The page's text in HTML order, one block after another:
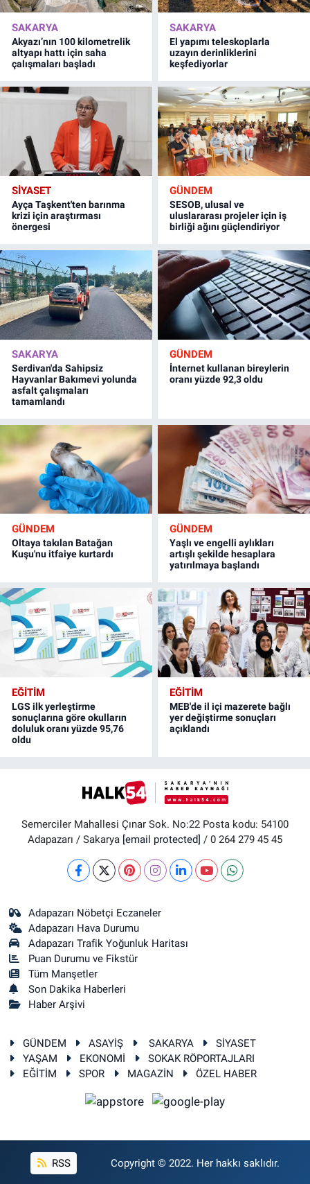
SAKARYA
Akyazı’nın 100 kilometrelik
altyapı hattı için saha
çalışmaları başladı
SAKARYA
El yapımı teleskoplarla
uzayın derinliklerini
keşfediyorlar
SİYASET
Ayça Taşkent'ten barınma
krizi için araştırması
önergesi
GÜNDEM
SESOB, ulusal ve
uluslararası projeler için iş
birliği ağını güçlendiriyor
SAKARYA
Serdivan'da Sahipsiz
Hayvanlar Bakımevi yolunda
asfalt çalışmaları
tamamlandı
GÜNDEM
İnternet kullanan bireylerin
oranı yüzde 92,3 oldu
GÜNDEM
Oltaya takılan Batağan
Kuşu'nu itfaiye kurtardı
GÜNDEM
Yaşlı ve engelli aylıkları
artışlı şekilde hesaplara
yatırılmaya başlandı
EĞİTİM
LGS ilk yerleştirme
sonuçlarına göre okulların
doluluk oranı yüzde 95,76
oldu
EĞİTİM
MEB'de il içi mazerete bağlı
yer değiştirme sonuçları
açıklandı
Semerciler Mahallesi Çınar Sok. No:22 Posta kodu: 54100
Adapazarı / Sakarya [email protected] / 0 264 279 45 45
Adapazarı Nöbetçi Eczaneler
Adapazarı Hava Durumu
Adapazarı Trafik Yoğunluk Haritası
Puan Durumu ve Fikstür
Tüm Manşetler
Son Dakika Haberleri
Haber Arşivi
GÜNDEM ASAYİŞ SAKARYA
SİYASET
YAŞAM
EKONOMİ
SOKAK RÖPORTAJLARI
EĞİTİM
SPOR MAGAZİN ÖZEL HABER
RSS Copyright © 2022. Her hakkı saklıdır.